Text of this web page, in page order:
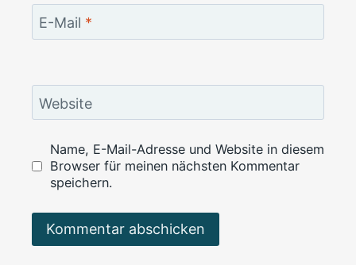
E-Mail *
Website
Name, E-Mail-Adresse und Website in diesem
Browser für meinen nächsten Kommentar
speichern.